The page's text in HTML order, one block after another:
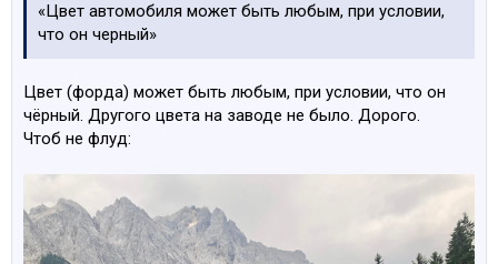
«Цвет автомобиля может быть любым, при условии,
что он черный»
Цвет (форда) может быть любым, при условии, что он
чёрный. Другого цвета на заводе не было. Дорого.
Чтоб не флуд: